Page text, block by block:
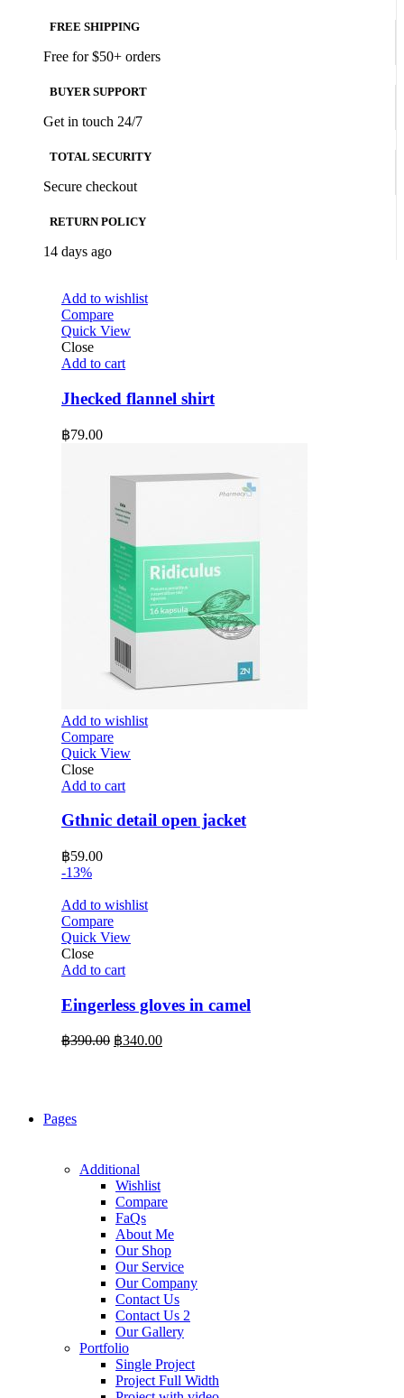
FREE SHIPPING
Free for $50+ orders
BUYER SUPPORT
Get in touch 24/7
TOTAL SECURITY
Secure checkout
RETURN POLICY
14 days ago
Add to wishlist
Compare
Quick View
Close
Add to cart
Jhecked flannel shirt
฿79.00
Add to wishlist
Compare
Quick View
Close
Add to cart
Gthnic detail open jacket
฿59.00
-13%
Add to wishlist
Compare
Quick View
Close
Add to cart
Eingerless gloves in camel
฿390.00 Original
฿340.00Current
Pages
Additional
Wishlist
Compare
FaQs
About Me
Our Shop
Our Service
Our Company
Contact Us
Contact Us 2
Our Gallery
Portfolio
Single Project
Project Full Width